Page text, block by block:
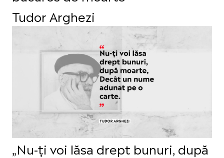
Tudor Arghezi
„Nu-ți voi lăsa drept bunuri, după